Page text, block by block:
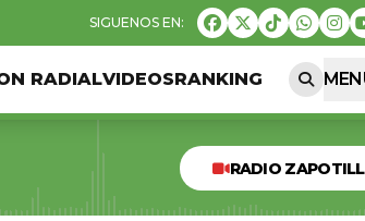
RADIALVIDEOSRANKING
RADIO